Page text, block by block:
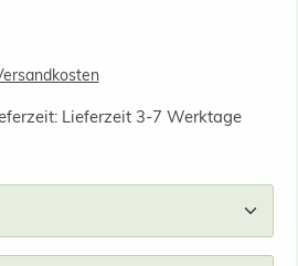
Lieferzeit 3-7 Werktage